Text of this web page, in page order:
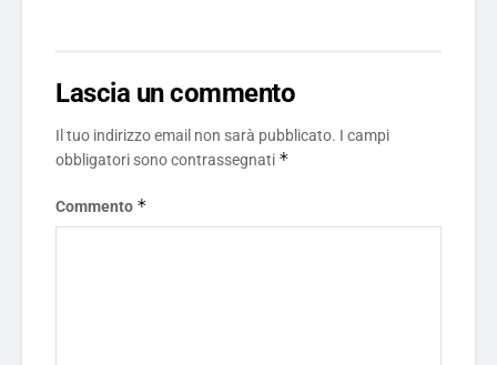
Lascia un commento
Il tuo indirizzo email non sarà pubblicato. I campi
obbligatori sono contrassegnati *
Commento *